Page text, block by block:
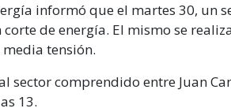
informó que el martes 30, un
de energía. El mismo se
tensión.
sector comprendido entre Juan
13.